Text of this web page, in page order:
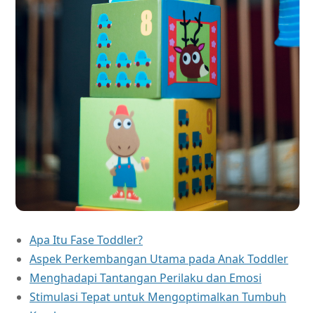
Apa Itu Fase Toddler?
Aspek Perkembangan Utama pada Anak Toddler
Menghadapi Tantangan Perilaku dan Emosi
Stimulasi Tepat untuk Mengoptimalkan Tumbuh